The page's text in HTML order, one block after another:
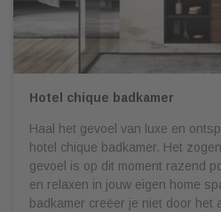
Hotel chique badkamer
Haal het gevoel van luxe en
hotel chique badkamer. Het
gevoel is op dit moment razend
en relaxen in jouw eigen home
badkamer creëer je niet door het